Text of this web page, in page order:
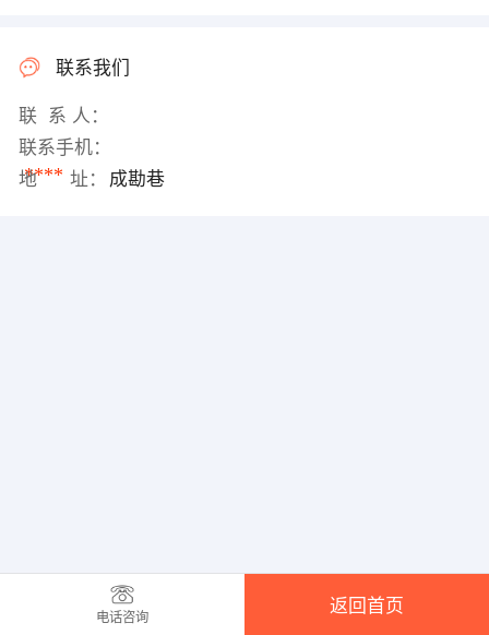
联系我们
联 系 人：
联系手机：
****
地 址： 成勘巷
电话咨询
返回首页